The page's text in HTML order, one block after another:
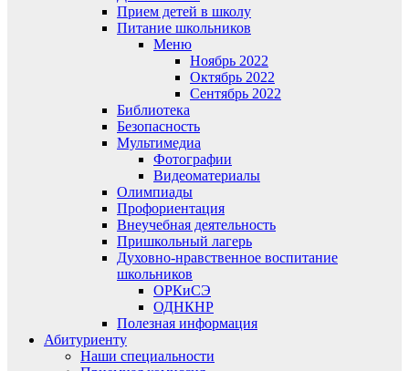
Прием детей в школу
Питание школьников
Меню
Ноябрь 2022
Октябрь 2022
Сентябрь 2022
Библиотека
Безопасность
Мультимедиа
Фотографии
Видеоматериалы
Олимпиады
Профориентация
Внеучебная деятельность
Пришкольный лагерь
Духовно-нравственное воспитание
школьников
ОРКиСЭ
ОДНКНР
Полезная информация
Абитуриенту
Наши специальности